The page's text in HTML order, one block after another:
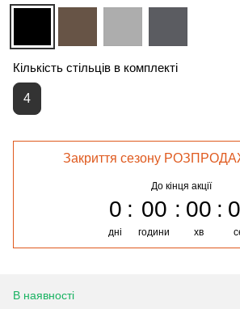
Кількість стільців в комплекті
4
Закриття сезону
До кінця акції
0
дні
00
години
00
хв
В наявності